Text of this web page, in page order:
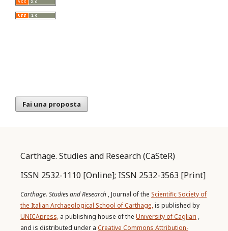
Fai una proposta
Carthage. Studies and Research (CaSteR)
ISSN 2532-1110 [Online]; ISSN 2532-3563 [Print]
Carthage. Studies and Research , Journal of the Scientific Society of
the Italian Archaeological School of Carthage,is published by
UNICApress, a publishing house of the University of Cagliari ,
and is distributed under a Creative Commons Attribution-